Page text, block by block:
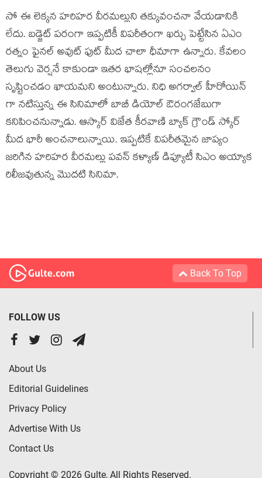
సో ఈ లెక్కన హరిహర వీరమల్లుని తక్కువంచనా వేయడానికి
లేదు. బడ్జెట్ పరంగా ఇప్పటికీ విపరీతంగా ఖర్చు పెట్టేసిన ఏఎం
రత్నం ఫైనల్ అవుట్ ఫుట్ మీద చాలా ధీమాగా ఉన్నారు. కేవలం
తెలుగు వెర్షనే కాకుండా ఇతర భాషల్లోనూ సంచలనం
సృష్టించడం ఖాయమని అంటున్నారు. నిధి అగర్వాల్ హీరోయిన్
గా నటిస్తున్న ఈ సినిమాలో బాబీ డియోల్ ఔరంగజేబుగా
కనిపించనున్నాడు. ఆస్కార్ విజేత కీరవాణి బ్యాక్ గ్రౌండ్ స్కోర్
మీద భారీ అంచనాలున్నాయి. ఇప్పటికే విపరీతమైన జాప్యం
జరిగిన హరిహర వీరమల్లు పవన్ కళ్యాణ్ డిప్యూటీ సిఎం అయ్యాక
రిలీజవుతున్న మొదటి సినిమా.
Back To Top
FOLLOW US
About Us
Editorial Guidelines
Privacy Policy
Advertise With Us
Contact Us
Copyright © 2026 Gulte, All Rights Reserved.